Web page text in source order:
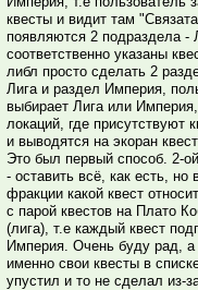
квесты и видит там
появляются 2 подраздела -
соответственно указаны
либл просто сделать 2
Лига и раздел Империя,
выбирает Лига или
локаций, где
и выводятся на экоран
Это был первый способ. 2-
- оставить всё, как есть, но
фракции какой квест
с парой квестов на Плато
(лига), т.е каждый квест
Империя. Очень буду рад, а
именно свои квесты в
упустил и то не сделал из-